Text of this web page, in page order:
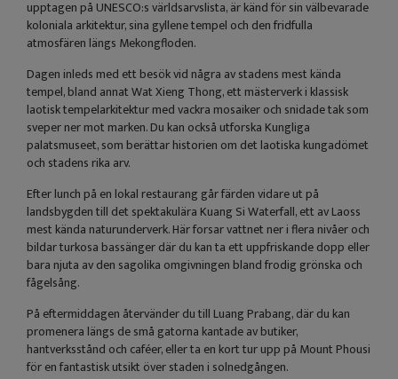
upptagen på UNESCO:s världsarvslista, är känd för sin välbevarade
koloniala arkitektur, sina gyllene tempel och den fridfulla
atmosfären längs Mekongfloden.
Dagen inleds med ett besök vid några av stadens mest kända
tempel, bland annat Wat Xieng Thong, ett mästerverk i klassisk
laotisk tempelarkitektur med vackra mosaiker och snidade tak som
sveper ner mot marken. Du kan också utforska Kungliga
palatsmuseet, som berättar historien om det laotiska kungadömet
och stadens rika arv.
Efter lunch på en lokal restaurang går färden vidare ut på
landsbygden till det spektakulära Kuang Si Waterfall, ett av Laoss
mest kända naturunderverk. Här forsar vattnet ner i flera nivåer och
bildar turkosa bassänger där du kan ta ett uppfriskande dopp eller
bara njuta av den sagolika omgivningen bland frodig grönska och
fågelsång.
På eftermiddagen återvänder du till Luang Prabang, där du kan
promenera längs de små gatorna kantade av butiker,
hantverksstånd och caféer, eller ta en kort tur upp på Mount Phousi
för en fantastisk utsikt över staden i solnedgången.